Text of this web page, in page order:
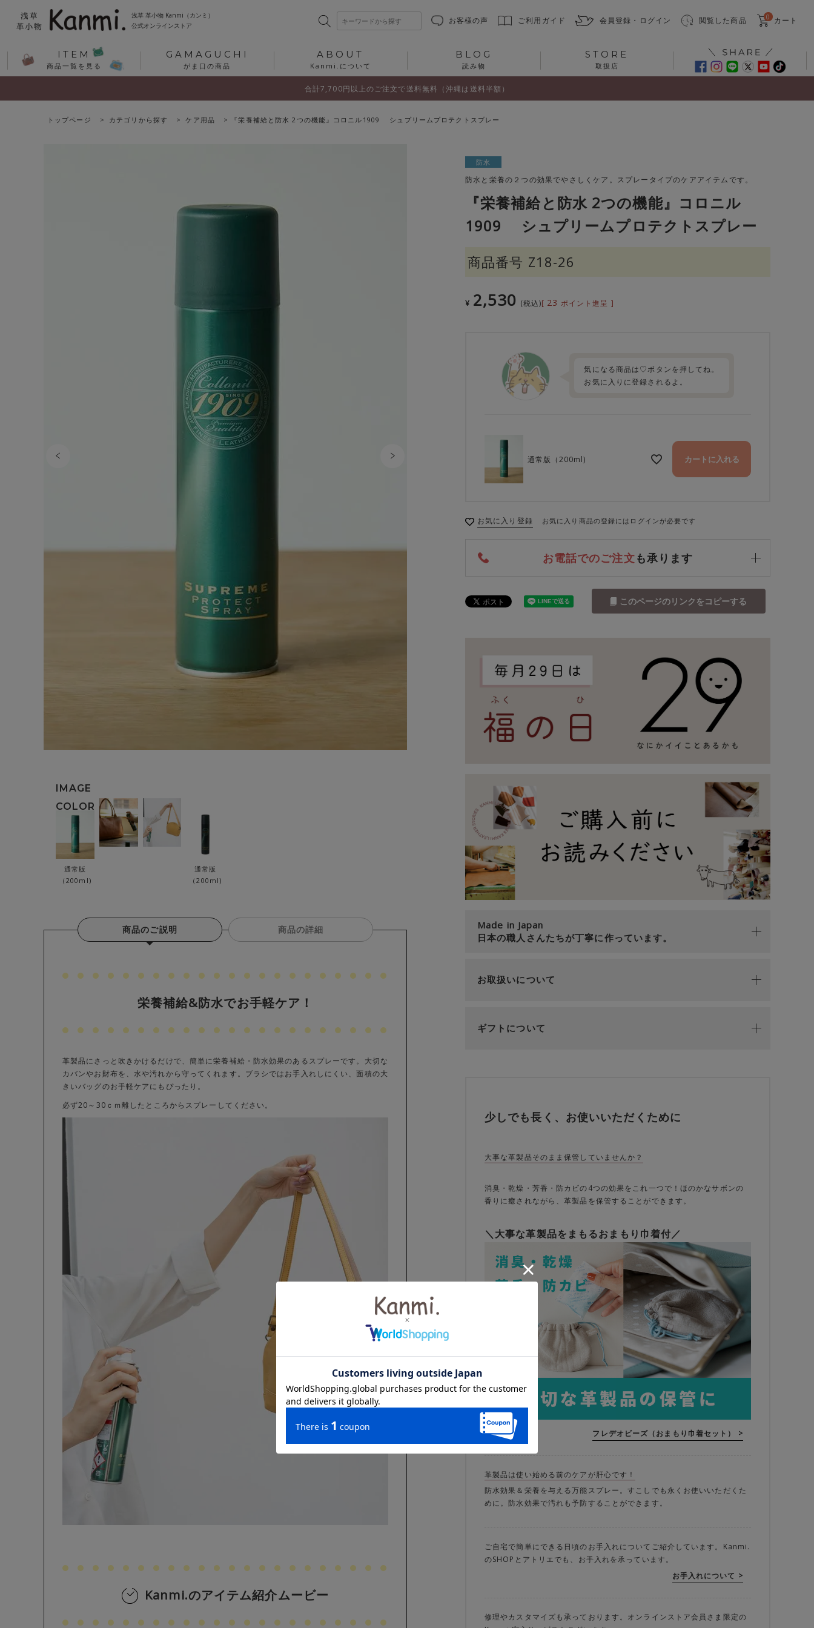
浅草 革小物 Kanmi（カンミ）
公式オンラインストア
お客様の声 ご利用ガイド 会員登録・ログイン 閲覧した商品 0 カート
ITEM
商品一覧を見る
GAMAGUCHI
がま口の商品
ABOUT
Kanmi.について
BLOG
読み物
STORE
取扱店
合計7,700円以上のご注文で送料無料（沖縄は送料半額）
トップページ カテゴリから探す ケア用品 『栄養補給と防水 2つの機能』コロニル1909 シュプリームプロテクトスプレー
通常版
（200ml)
通常版
（200ml)
商品のご説明 商品の詳細
栄養補給&防水でお手軽ケア！
革製品にさっと吹きかけるだけで、簡単に栄養補給・防水効果のあるスプレーです。大切な
カバンやお財布を、水や汚れから守ってくれます。ブラシではお手入れしにくい、面積の大
きいバッグのお手軽ケアにもぴったり。
必ず20～30ｃｍ離したところからスプレーしてください。
Kanmi.のアイテム紹介ムービー
防水
防水と栄養の２つの効果でやさしくケア。スプレータイプのケアアイテムです。
『栄養補給と防水 2つの機能』コロニル
1909 シュプリームプロテクトスプレー
商品番号 Z18-26
¥ 2,530 税込 [ 23 ポイント進呈 ]
気になる商品は♡ボタンを押してね。
お気に入りに登録されるよ。
通常版（200ml) カートに入れる
お気に入り登録 お気に入り商品の登録にはログインが必要です
お電話でのご注文も承ります
このページのリンクをコピーする
Made in Japan
日本の職人さんたちが丁寧に作っています。
お取扱いについて
ギフトについて
少しでも長く、お使いいただくために
大事な革製品そのまま保管していませんか？
消臭・乾燥・芳香・防カビの4つの効果をこれ一つで！ほのかなサボンの
香りに癒されながら、革製品を保管することができます。
＼大事な革製品をまもるおまもり巾着付／
フレデオビーズ（おまもり巾着セット） >
革製品は使い始める前のケアが肝心です！
防水効果＆栄養を与える万能スプレー。すこしでも永くお使いいただくた
めに。防水効果で汚れも予防することができます。
ご自宅で簡単にできる日頃のお手入れについてご紹介しています。Kanmi.
のSHOPとアトリエでも、お手入れを承っています。
お手入れについて >
修理やカスタマイズも承っております。オンラインストア会員さま限定の